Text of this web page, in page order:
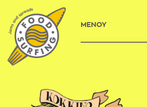
ΜΕΝΟΥ
ΑΡΧΙΚΗ
ΝΕΑ